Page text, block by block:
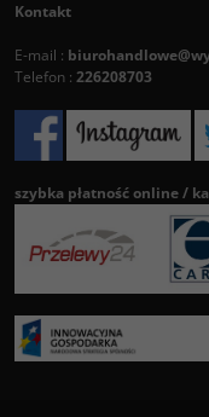
Kontakt
E-mail :
Telefon : 226208703
szybka płatność online /